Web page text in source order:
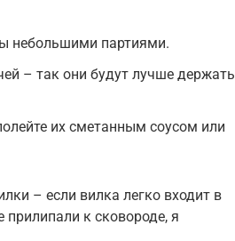
небольшими партиями.
– так они будут лучше держать
их сметанным соусом или
– если вилка легко входит в
прилипали к сковороде, я